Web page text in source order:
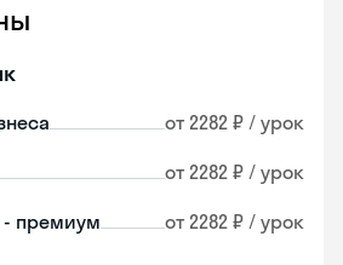
от 2282 ₽ / урок
от 2282 ₽ / урок
премиум от 2282 ₽ / урок